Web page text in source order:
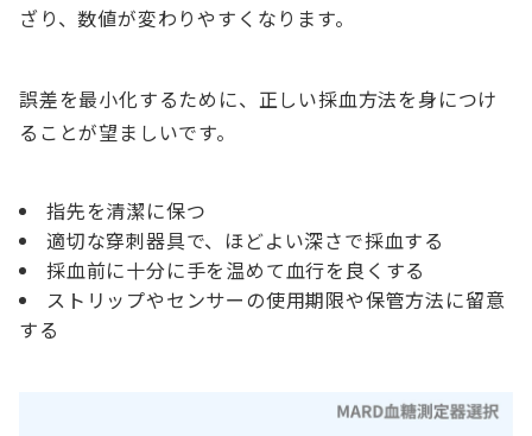
ざり、数値が変わりやすくなります。
誤差を最小化するために、正しい採血方法を身につけ
ることが望ましいです。
指先を清潔に保つ
適切な穿刺器具で、ほどよい深さで採血する
採血前に十分に手を温めて血行を良くする
ストリップやセンサーの使用期限や保管方法に留意
する